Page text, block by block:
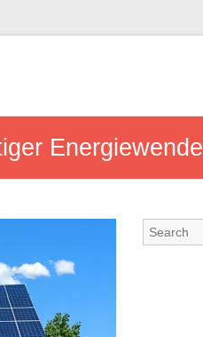
Energiewende